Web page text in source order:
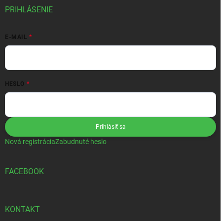
PRIHLÁSENIE
E-MAIL
HESLO
Prihlásiť sa
Nová registráciaZabudnuté heslo
FACEBOOK
KONTAKT